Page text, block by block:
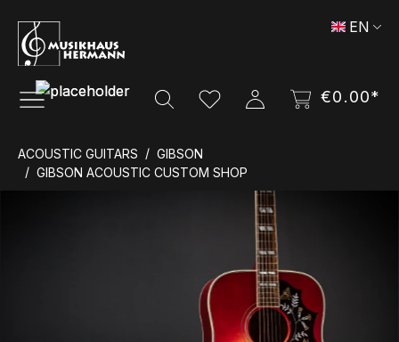
Skip to main content
€0.00*
EN
ACOUSTIC GUITARS
GIBSON
GIBSON ACOUSTIC CUSTOM SHOP